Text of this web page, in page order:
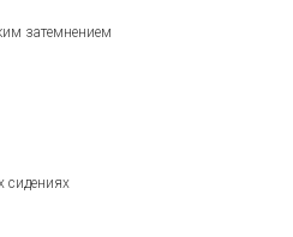
затемнением
сидениях